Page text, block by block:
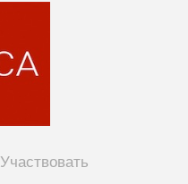
Участвовать